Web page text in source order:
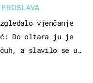
vjenčanje
Do oltara ju je
a slavilo se uz